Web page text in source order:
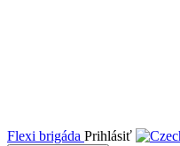
Flexi brigáda Prihlásiť